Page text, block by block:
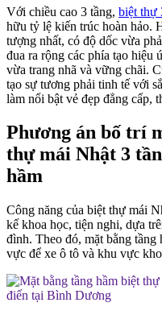
Với chiều cao 3 tầng, biệt thự
hữu tỷ lệ kiến trúc hoàn hảo.
tượng nhất, có độ dốc vừa
đua ra rộng các phía tạo hiệu
vừa trang nhã và vững chãi.
tạo sự tương phải tinh tế với
làm nổi bật vẻ đẹp đẳng cấp,
Phương án bố trí
thự mái Nhật 3
hầm
Công năng của biệt thự mái
kế khoa học, tiện nghi, dựa
đình. Theo đó, mặt bằng
vực để xe ô tô và khu vực